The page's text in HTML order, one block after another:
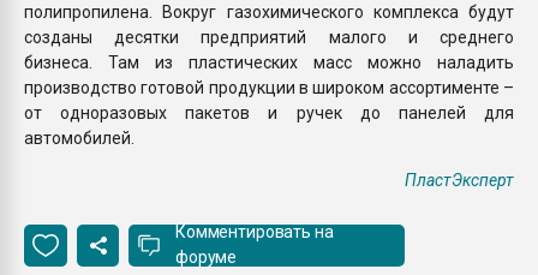
полипропилена. Вокруг газохимического комплекса будут
созданы десятки предприятий малого и среднего
бизнеса. Там из пластических масс можно наладить
производство готовой продукции в широком ассортименте –
от одноразовых пакетов и ручек до панелей для
автомобилей.
ПластЭксперт
Комментировать на
форуме